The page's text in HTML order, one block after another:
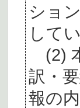
ショ
して
(2)
訳・
報の